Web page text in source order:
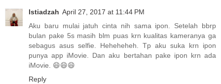
Istiadzah April 27, 2017 at 11:44 PM
Aku baru mulai jatuh cinta nih sama ipon. Setelah bbrp
bulan pake 5s masih blm puas krn kualitas kameranya ga
sebagus asus selfie. Heheheheh. Tp aku suka krn ipon
punya app iMovie. Dan aku bertahan pake ipon krn ada
iMovie. 😄😄😄
Reply